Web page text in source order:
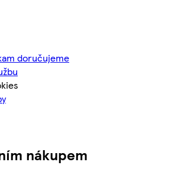
doručujeme
nákupem